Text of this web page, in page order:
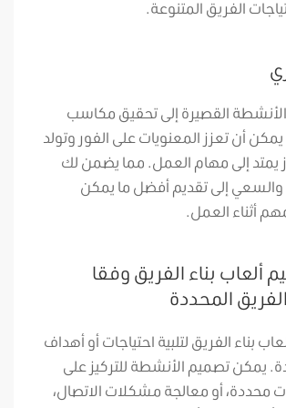
الفريق المتنوعة.
القصيرة إلى تحقيق مكاسب
أن تعزز المعنويات على الفور وتولد
يمتد إلى مهام العمل. مما يضمن لك
والسعي إلى تقديم أفضل ما يمكن
أثناء العمل.
ألعاب بناء الفريق وفقا
المحددة
بناء الفريق لتلبية احتياجات أو أهداف
يمكن تصميم الأنشطة للتركيز على
محددة، أو معالجة مشكلات الاتصال،